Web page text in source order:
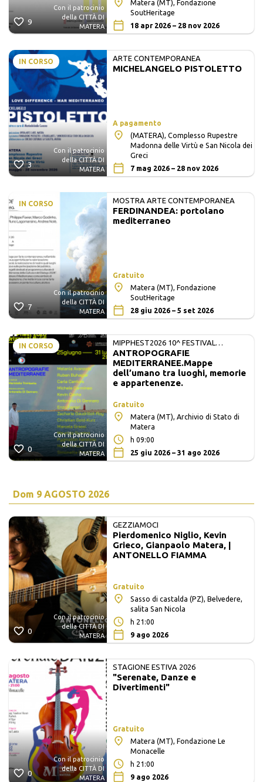
9
Con il patrocinio
della CITTÀ DI
MATERA
Matera (MT), Fondazione
SoutHeritage
18 apr 2026 – 28 nov 2026
IN CORSO
3
Con il patrocinio
della CITTÀ DI
MATERA
ARTE CONTEMPORANEA
MICHELANGELO PISTOLETTO
A pagamento
(MATERA), Complesso Rupestre
Madonna delle Virtù e San Nicola dei
Greci
7 mag 2026 – 28 nov 2026
IN CORSO
7
Con il patrocinio
della CITTÀ DI
MATERA
MOSTRA ARTE CONTEMPORANEA
FERDINANDEA: portolano
mediterraneo
Gratuito
Matera (MT), Fondazione
SoutHeritage
28 giu 2026 – 5 set 2026
IN CORSO
0
Con il patrocinio
della CITTÀ DI
MATERA
MIPPHEST2026 10^ FESTIVAL
INTERNAZIONALE DI FOTOGRAFIA E
ARTI VISIVE
ANTROPOGRAFIE
MEDITERRANEE.Mappe
dell’umano tra luoghi, memorie
e appartenenze.
Gratuito
Matera (MT), Archivio di Stato di
Matera
h 09:00
25 giu 2026 – 31 ago 2026
Dom 9 AGOSTO 2026
0
Con il patrocinio
della CITTÀ DI
MATERA
GEZZIAMOCI
Pierdomenico Niglio, Kevin
Grieco, Gianpaolo Matera, |
ANTONELLO FIAMMA
Gratuito
Sasso di castalda (PZ), Belvedere,
salita San Nicola
h 21:00
9 ago 2026
0
Con il patrocinio
della CITTÀ DI
MATERA
STAGIONE ESTIVA 2026
"Serenate, Danze e
Divertimenti"
Gratuito
Matera (MT), Fondazione Le
Monacelle
h 21:00
9 ago 2026